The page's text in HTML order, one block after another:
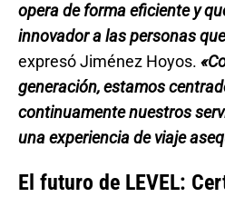
opera de forma eficiente y
innovador a las personas
expresó Jiménez Hoyos.
generación, estamos
continuamente nuestros
una experiencia de viaje
El futuro de LEVEL: